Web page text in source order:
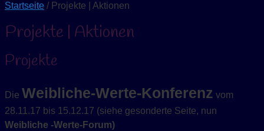
Startseite / Projekte | Aktionen
Projekte | Aktionen
Projekte
Die Weibliche-Werte-Konferenz vom
28.11.17 bis 15.12.17 (siehe gesonderte Seite, nun
Weibliche -Werte-Forum)